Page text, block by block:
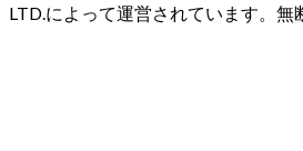
LTD.によって運営されています。無